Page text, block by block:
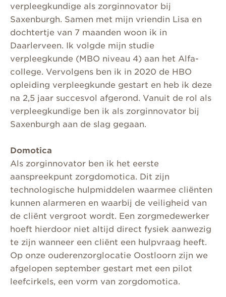
verpleegkundige als zorginnovator bij
Saxenburgh. Samen met mijn vriendin Lisa en
dochtertje van 7 maanden woon ik in
Daarlerveen. Ik volgde mijn studie
verpleegkunde (MBO niveau 4) aan het Alfa-
college. Vervolgens ben ik in 2020 de HBO
opleiding verpleegkunde gestart en heb ik deze
na 2,5 jaar succesvol afgerond. Vanuit de rol als
verpleegkundige ben ik als zorginnovator bij
Saxenburgh aan de slag gegaan.
Domotica
Als zorginnovator ben ik het eerste
aanspreekpunt zorgdomotica. Dit zijn
technologische hulpmiddelen waarmee cliënten
kunnen alarmeren en waarbij de veiligheid van
de cliënt vergroot wordt. Een zorgmedewerker
hoeft hierdoor niet altijd direct fysiek aanwezig
te zijn wanneer een cliënt een hulpvraag heeft.
Op onze ouderenzorglocatie Oostloorn zijn we
afgelopen september gestart met een pilot
leefcirkels, een vorm van zorgdomotica.